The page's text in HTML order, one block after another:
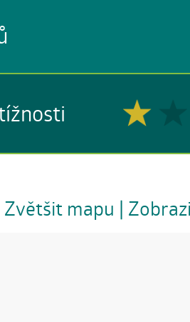
Zvětšit mapu |